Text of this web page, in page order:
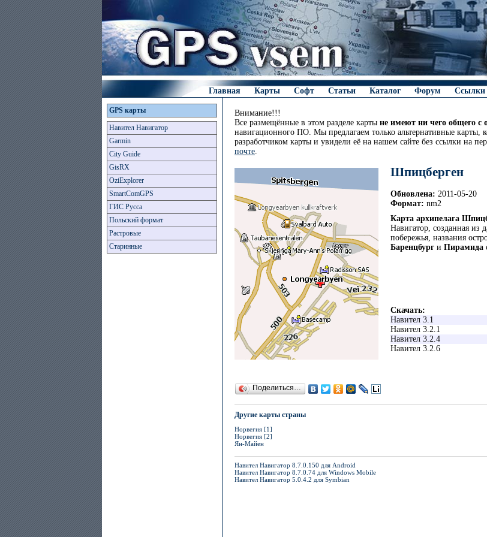
Главная Карты Софт Статьи Каталог Форум Ссылки
GPS карты
Навител Навигатор
Garmin
City Guide
GisRX
OziExplorer
SmartComGPS
ГИС Русса
Польский формат
Растровые
Старинные
Внимание!!!
Все размещённые в этом разделе карты не имеют ни чего общего
навигационного ПО. Мы предлагаем только альтернативные карты,
разработчиком карты и увидели её на нашем сайте без ссылки на
почте.
Шпицберген
Обновлена: 2011-05-20
Формат: nm2
Карта архипелага
Навигатор, созданная из
побережья, названия
Баренцбург и Пирамида
Скачать:
Навител 3.1
Навител 3.2.1
Навител 3.2.4
Навител 3.2.6
Поделиться…
Другие карты страны
Норвегия [1]
Норвегия [2]
Ян-Майен
Навител Навигатор 8.7.0.150 для Android
Навител Навигатор 8.7.0.74 для Windows Mobile
Навител Навигатор 5.0.4.2 для Symbian